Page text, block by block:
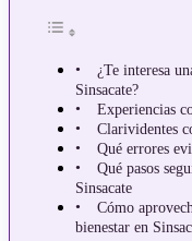
¿Te interesa
Sinsacate?
Experiencias
Clarividentes
Qué errores
Qué pasos
Sinsacate
Cómo
bienestar en